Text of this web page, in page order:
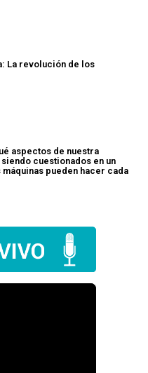
La revolución de los
aspectos de nuestra
siendo cuestionados en un
máquinas pueden hacer cada